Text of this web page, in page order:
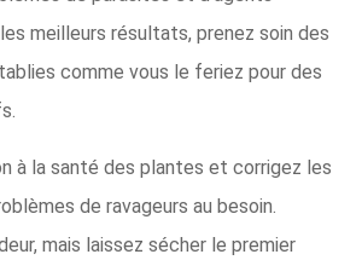
meilleurs résultats, prenez soin des
comme vous le feriez pour des
à la santé des plantes et corrigez les
de ravageurs au besoin.
mais laissez sécher le premier